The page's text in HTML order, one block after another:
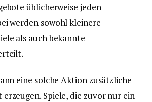
üblicherweise jeden
werden sowohl kleinere
als auch bekannte
eine solche Aktion zusätzliche
Spiele, die zuvor nur ein